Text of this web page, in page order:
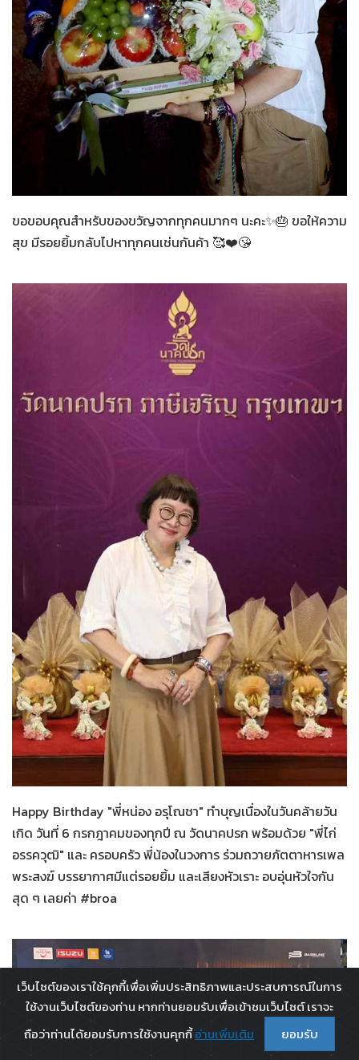
ขอขอบคุณสำหรับของขวัญจากทุกคนมากๆ นะคะ✨🎂 ขอให้ความ
สุข มีรอยยิ้มกลับไปหาทุกคนเช่นกันค้า 🥰❤️😘
08-07-2569
Happy Birthday "พี่หน่อง อรุโณชา" ทำบุญเนื่องในวันคล้ายวัน
เกิด วันที่ 6 กรกฎาคมของทุกปี ณ วัดนาคปรก พร้อมด้วย "พี่ไก่
อรรควุฒิ" และ ครอบครัว พี่น้องในวงการ ร่วมถวายภัตตาหารเพล
พระสงฆ์ บรรยากาศมีแต่รอยยิ้ม และเสียงหัวเราะ อบอุ่นหัวใจกัน
สุด ๆ เลยค่า #broa
เว็บไซต์ของเราใช้คุกกี้เพื่อเพิ่มประสิทธิภาพและประสบการณ์ในการ
ใช้งานเว็บไซต์ของท่าน หากท่านยอมรับเพื่อเข้าชมเว็บไซต์ เราจะ
ถือว่าท่านได้ยอมรับการใช้งานคุกกี้อ่านเพิ่มเติม ยอมรับ